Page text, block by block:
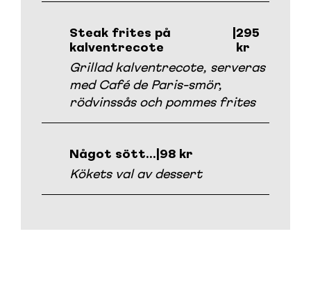
Steak frites på
kalventrecote
|295
kr
Grillad kalventrecote, serveras
med Café de Paris-smör,
rödvinssås och pommes frites
Något sött… 98 kr
Kökets val av dessert